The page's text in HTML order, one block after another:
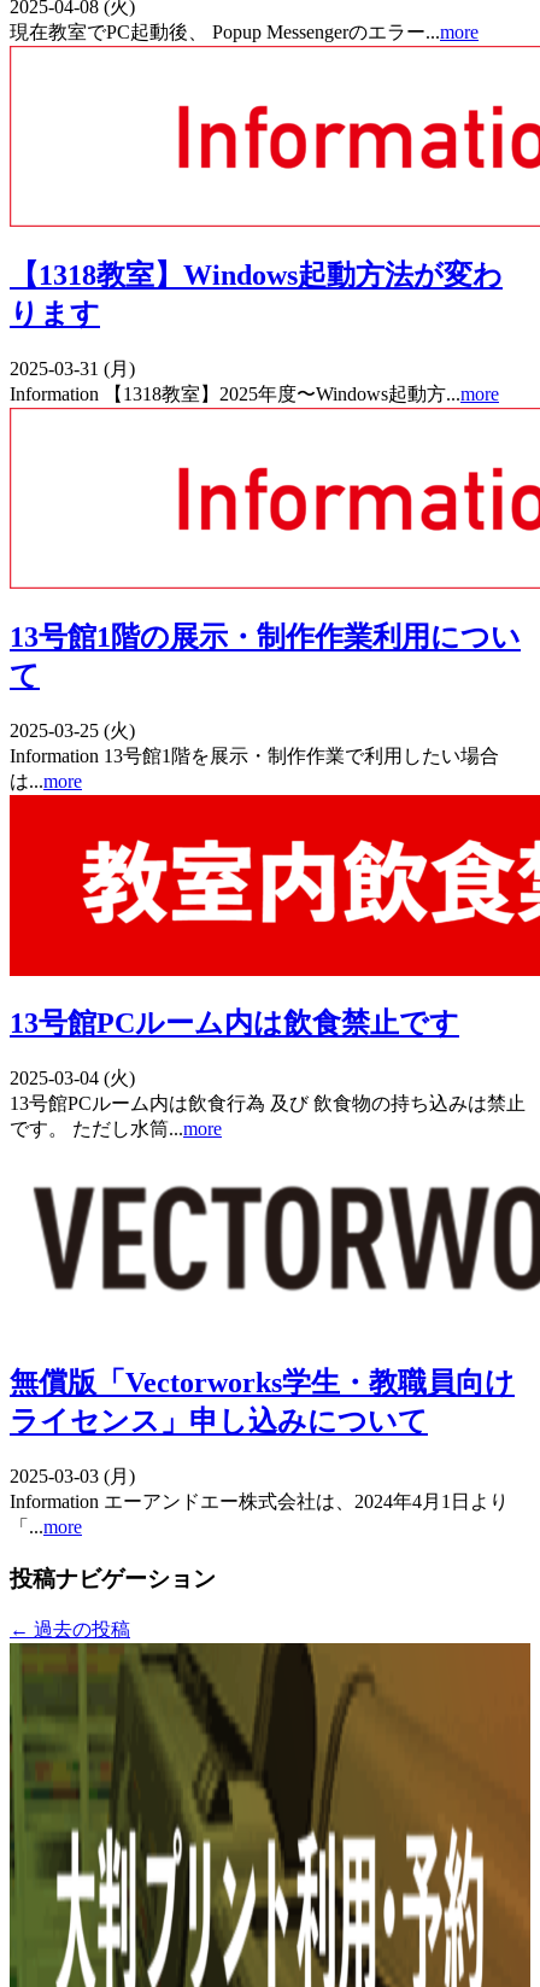
2025-04-08 (火)
現在教室でPC起動後、 Popup Messengerのエラー...more
【1318教室】Windows起動方法が変わ
ります
2025-03-31 (月)
Information 【1318教室】2025年度〜Windows起動方...more
13号館1階の展示・制作作業利用につい
て
2025-03-25 (火)
Information 13号館1階を展示・制作作業で利用したい場合
は...more
13号館PCルーム内は飲食禁止です
2025-03-04 (火)
13号館PCルーム内は飲食行為 及び 飲食物の持ち込みは禁止
です。 ただし水筒...more
無償版「Vectorworks学生・教職員向け
ライセンス」申し込みについて
2025-03-03 (月)
Information エーアンドエー株式会社は、2024年4月1日より
「...more
投稿ナビゲーション
← 過去の投稿